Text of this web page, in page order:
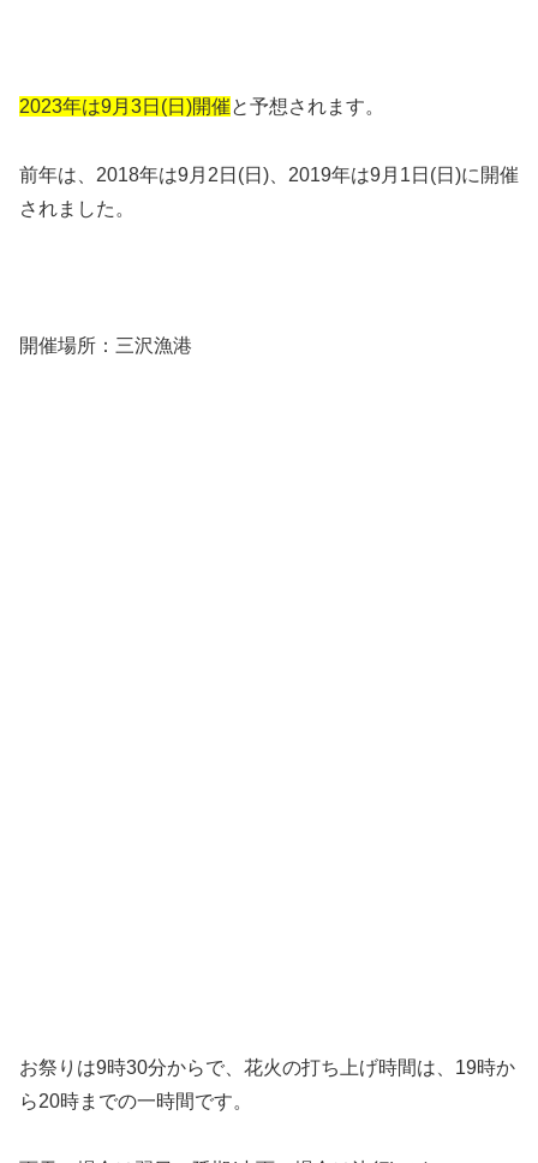
2023年は9月3日(日)開催と予想されます。
前年は、2018年は9月2日(日)、2019年は9月1日(日)に開催
されました。
開催場所：三沢漁港
お祭りは9時30分からで、花火の打ち上げ時間は、19時か
ら20時までの一時間です。